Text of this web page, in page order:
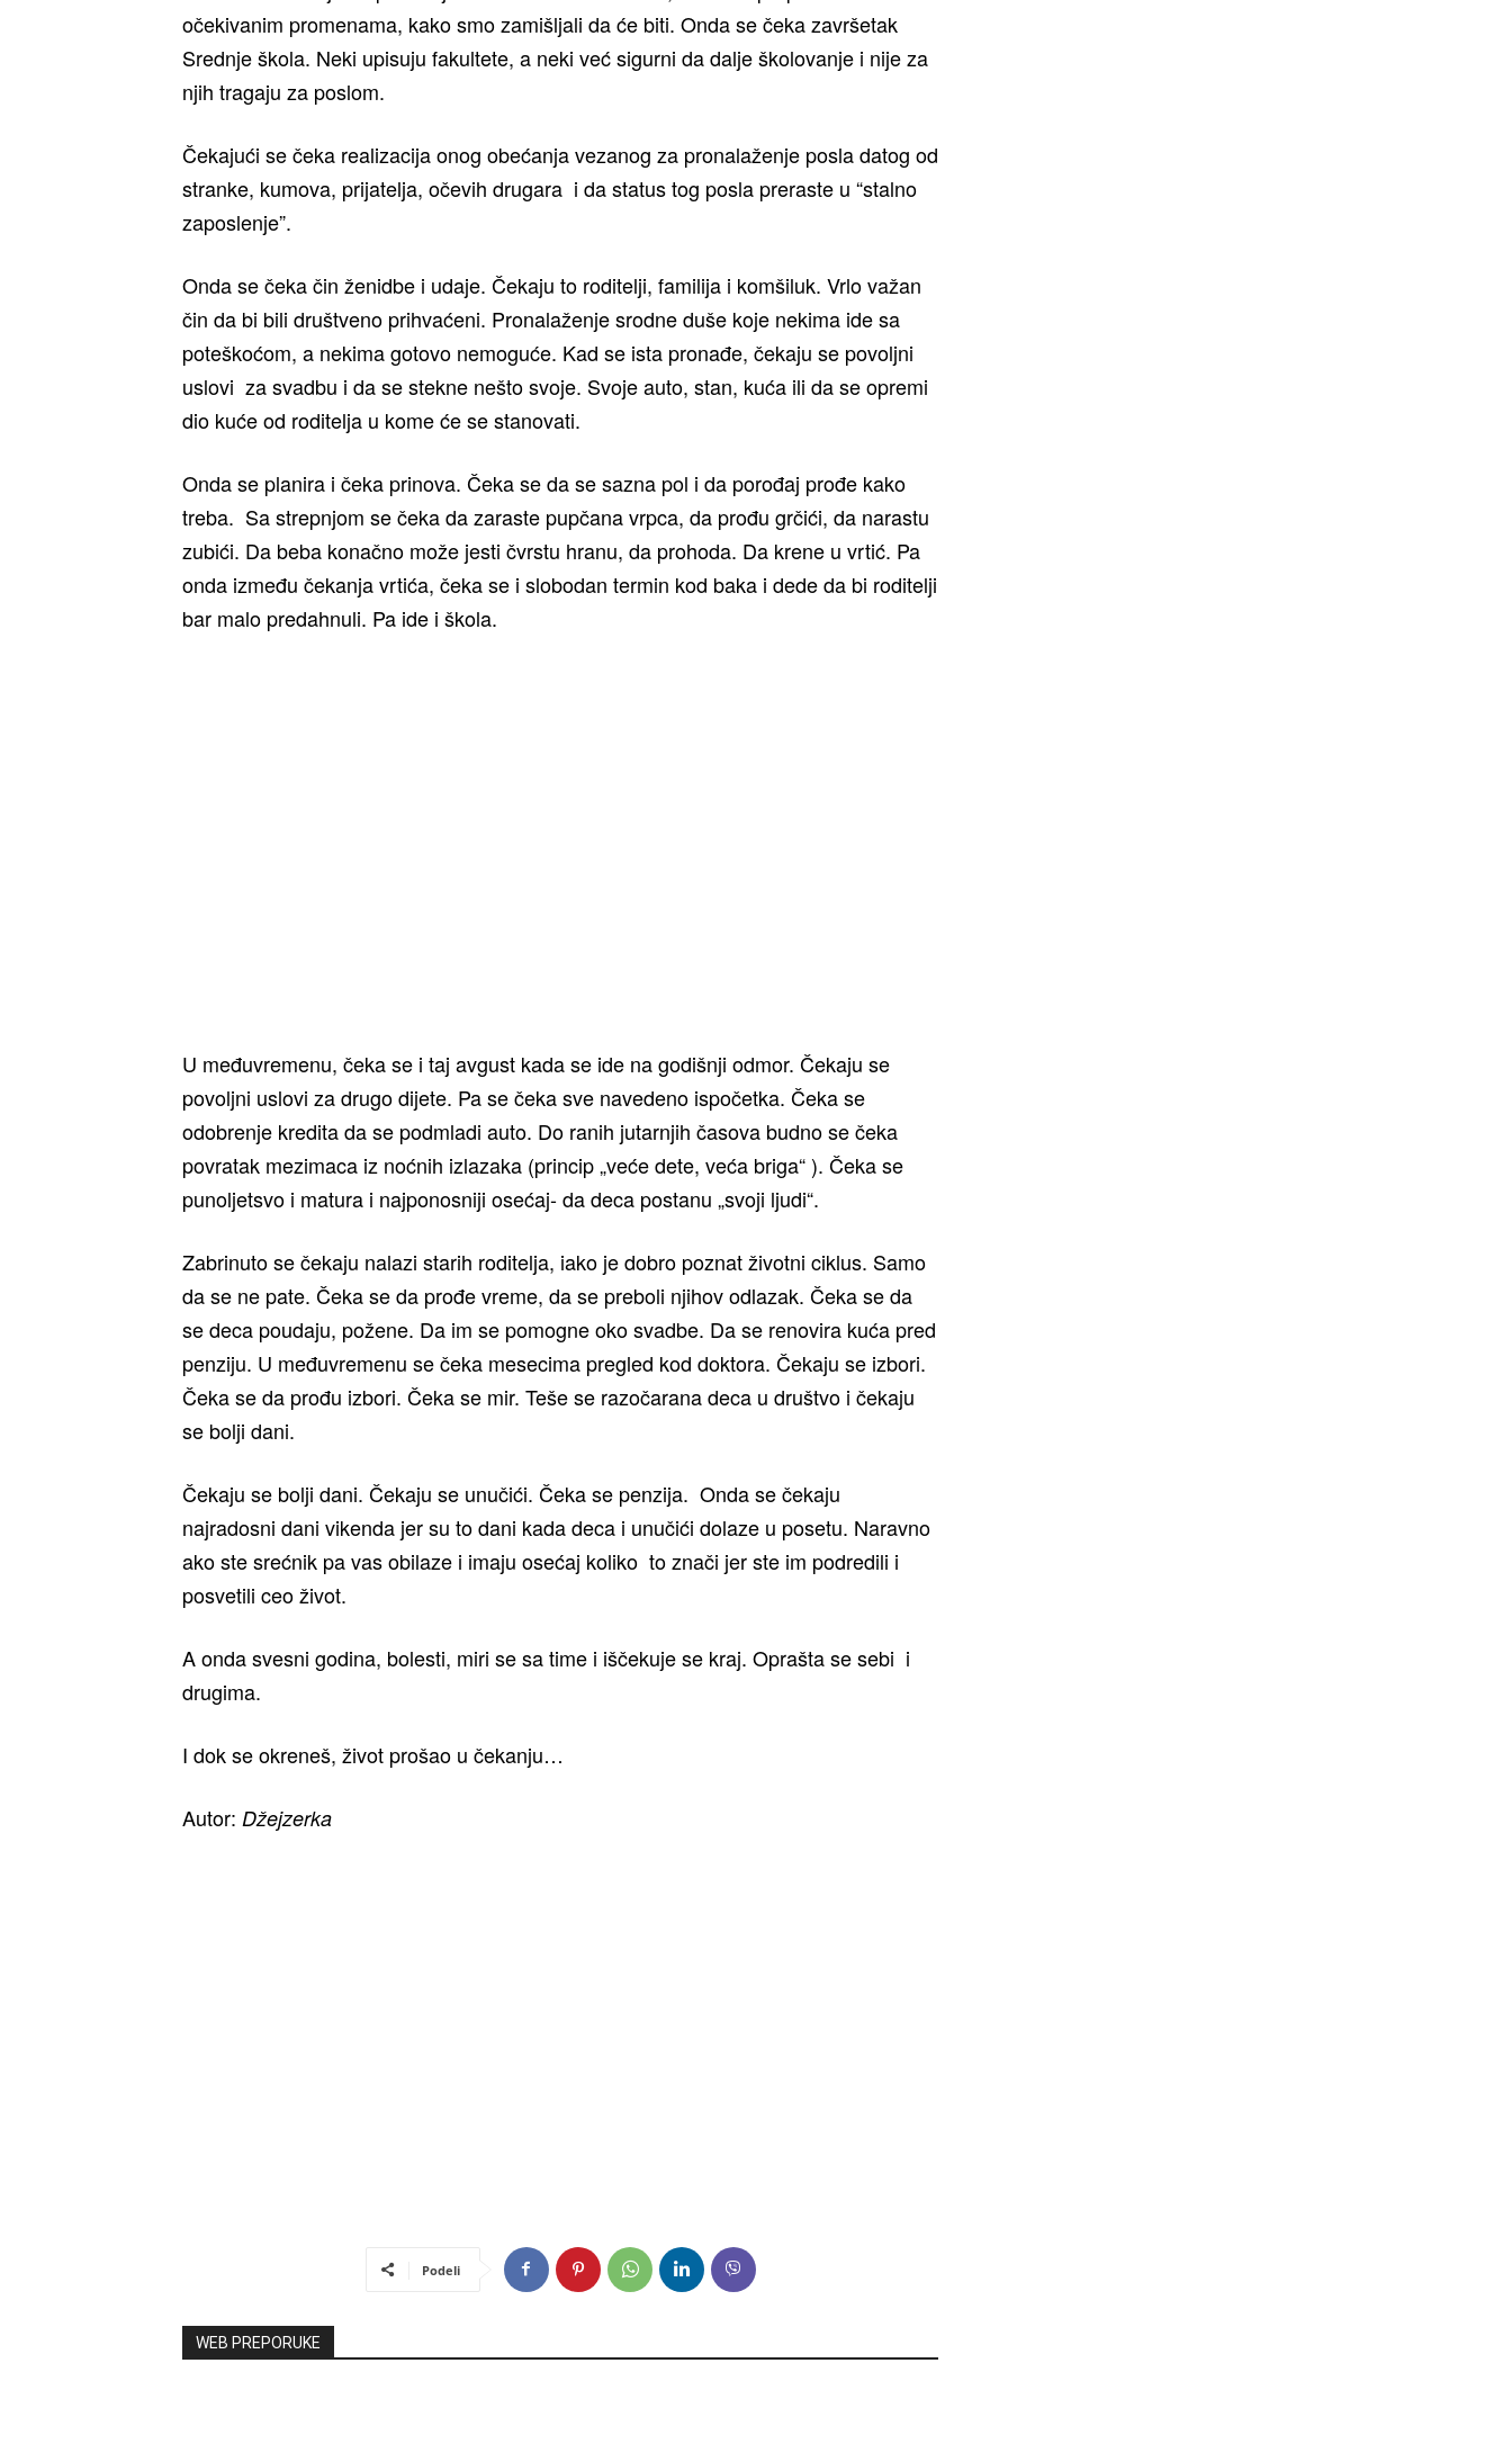
očekivanim promenama, kako smo zamišljali da će biti. Onda se čeka završetak
Srednje škola. Neki upisuju fakultete, a neki već sigurni da dalje školovanje i nije za
njih tragaju za poslom.
Čekajući se čeka realizacija onog obećanja vezanog za pronalaženje posla datog od
stranke, kumova, prijatelja, očevih drugara i da status tog posla preraste u “stalno
zaposlenje”.
Onda se čeka čin ženidbe i udaje. Čekaju to roditelji, familija i komšiluk. Vrlo važan
čin da bi bili društveno prihvaćeni. Pronalaženje srodne duše koje nekima ide sa
poteškoćom, a nekima gotovo nemoguće. Kad se ista pronađe, čekaju se povoljni
uslovi za svadbu i da se stekne nešto svoje. Svoje auto, stan, kuća ili da se opremi
dio kuće od roditelja u kome će se stanovati.
Onda se planira i čeka prinova. Čeka se da se sazna pol i da porođaj prođe kako
treba. Sa strepnjom se čeka da zaraste pupčana vrpca, da prođu grčići, da narastu
zubići. Da beba konačno može jesti čvrstu hranu, da prohoda. Da krene u vrtić. Pa
onda između čekanja vrtića, čeka se i slobodan termin kod baka i dede da bi roditelji
bar malo predahnuli. Pa ide i škola.
U međuvremenu, čeka se i taj avgust kada se ide na godišnji odmor. Čekaju se
povoljni uslovi za drugo dijete. Pa se čeka sve navedeno ispočetka. Čeka se
odobrenje kredita da se podmladi auto. Do ranih jutarnjih časova budno se čeka
povratak mezimaca iz noćnih izlazaka (princip „veće dete, veća briga“ ). Čeka se
punoljetsvo i matura i najponosniji osećaj- da deca postanu „svoji ljudi“.
Zabrinuto se čekaju nalazi starih roditelja, iako je dobro poznat životni ciklus. Samo
da se ne pate. Čeka se da prođe vreme, da se preboli njihov odlazak. Čeka se da
se deca poudaju, požene. Da im se pomogne oko svadbe. Da se renovira kuća pred
penziju. U međuvremenu se čeka mesecima pregled kod doktora. Čekaju se izbori.
Čeka se da prođu izbori. Čeka se mir. Teše se razočarana deca u društvo i čekaju
se bolji dani.
Čekaju se bolji dani. Čekaju se unučići. Čeka se penzija. Onda se čekaju
najradosni dani vikenda jer su to dani kada deca i unučići dolaze u posetu. Naravno
ako ste srećnik pa vas obilaze i imaju osećaj koliko to znači jer ste im podredili i
posvetili ceo život.
A onda svesni godina, bolesti, miri se sa time i iščekuje se kraj. Oprašta se sebi i
drugima.
I dok se okreneš, život prošao u čekanju…
Autor: Džejzerka
Podeli
WEB PREPORUKE